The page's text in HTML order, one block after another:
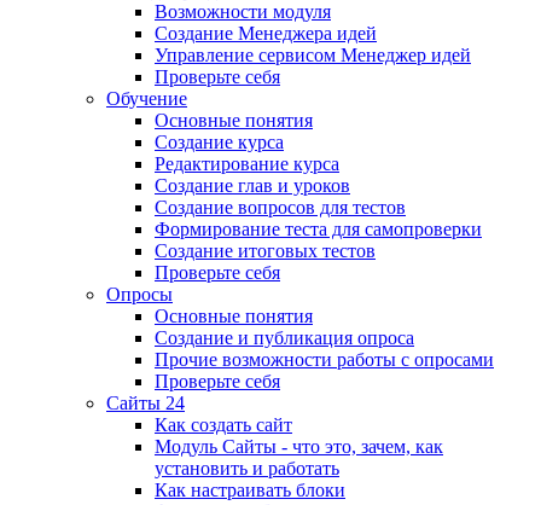
Возможности модуля
Создание Менеджера идей
Управление сервисом Менеджер идей
Проверьте себя
Обучение
Основные понятия
Создание курса
Редактирование курса
Создание глав и уроков
Создание вопросов для тестов
Формирование теста для самопроверки
Создание итоговых тестов
Проверьте себя
Опросы
Основные понятия
Создание и публикация опроса
Прочие возможности работы с опросами
Проверьте себя
Сайты 24
Как создать сайт
Модуль Сайты - что это, зачем, как
установить и работать
Как настраивать блоки